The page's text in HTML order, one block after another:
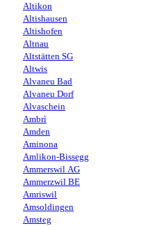
Altikon
Altishausen
Altishofen
Altnau
Altstätten SG
Altwis
Alvaneu Bad
Alvaneu Dorf
Alvaschein
Ambrì
Amden
Aminona
Amlikon-Bissegg
Ammerswil AG
Ammerzwil BE
Amriswil
Amsoldingen
Amsteg